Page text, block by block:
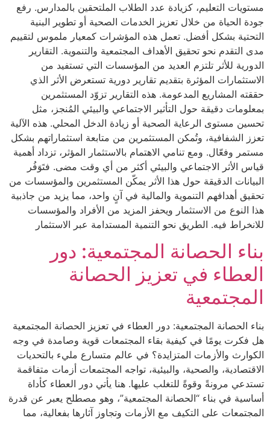
مستويات التعليم، كزيادة عدد الطلاب الملتحقين بالمدارس. رفع
جودة الحياة من خلال تعزيز الخدمات الصحية أو تطوير البنية
التحتية بشكل أفضل. تعمل هذه المؤشرات كمعيار ملموس لتقييم
مدى التقدم نحو تحقيق الأهداف المجتمعية والتنموية. التقارير
الدورية للأثر تلتزم العديد من المؤسسات التي تستفيد من
الاستثمارات المؤثرة بتقديم تقارير دورية تستعرض الأثر الذي
حققته المشاريع المدعومة. هذه التقارير تزوّد المستثمرين
بمعلومات دقيقة حول التأثير الاجتماعي والبيئي المُنجز، مثل
تحسين مستوى الرعاية الصحية أو زيادة الدخل المحلي. هذه الآلية
تعزز الشفافية، وتُمكن المستثمرين من متابعة استثماراتهم بشكل
مستمر وفعّال. ومع تنامي الاهتمام بالاستثمار المؤثر، تزداد أهمية
قياس الأثر الاجتماعي والبيئي أكثر من أي وقت مضى. فتَوَفُر
البيانات الدقيقة حول هذا الأثر يمكّن المستثمرين والمؤسسات من
تحقيق أهدافهم التنموية والمالية في آنٍ واحد، مما يزيد من جاذبية
هذا النوع من الاستثمار ويحفز المزيد من الأفراد والمؤسسات
للانخراط فيه. الطريق نحو التنمية المستدامة عبر الاستثمار
بناء الحصانة المجتمعية: دور
العطاء في تعزيز الحصانة
المجتمعية
بناء الحصانة المجتمعية: دور العطاء في تعزيز الحصانة المجتمعية
هل فكرت يومًا في كيفية بقاء المجتمعات قوية وصامدة في وجه
الكوارث والأزمات المتزايدة؟ في عالم متسارع مليء بالتحديات
الاقتصادية، والصحية، والبيئية، تواجه المجتمعات أزمات متفاقمة
تستدعي مرونةً وقوةً للتغلب عليها. هنا يأتي دور العطاء كأداة
أساسية في بناء “الحصانة المجتمعية”، وهو مصطلح يعبر عن قدرة
المجتمعات على التكيف مع الأزمات وتجاوز آثارها بفعالية، مما